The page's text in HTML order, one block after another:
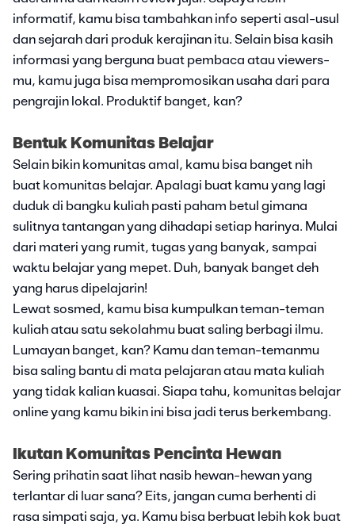
informatif, kamu bisa tambahkan info seperti asal-usul
dan sejarah dari produk kerajinan itu. Selain bisa kasih
informasi yang berguna buat pembaca atau viewers-
mu, kamu juga bisa mempromosikan usaha dari para
pengrajin lokal. Produktif banget, kan?
Bentuk Komunitas Belajar
Selain bikin komunitas amal, kamu bisa banget nih
buat komunitas belajar. Apalagi buat kamu yang lagi
duduk di bangku kuliah pasti paham betul gimana
sulitnya tantangan yang dihadapi setiap harinya. Mulai
dari materi yang rumit, tugas yang banyak, sampai
waktu belajar yang mepet. Duh, banyak banget deh
yang harus dipelajarin!
Lewat sosmed, kamu bisa kumpulkan teman-teman
kuliah atau satu sekolahmu buat saling berbagi ilmu.
Lumayan banget, kan? Kamu dan teman-temanmu
bisa saling bantu di mata pelajaran atau mata kuliah
yang tidak kalian kuasai. Siapa tahu, komunitas belajar
online yang kamu bikin ini bisa jadi terus berkembang.
Ikutan Komunitas Pencinta Hewan
Sering prihatin saat lihat nasib hewan-hewan yang
terlantar di luar sana? Eits, jangan cuma berhenti di
rasa simpati saja, ya. Kamu bisa berbuat lebih kok buat